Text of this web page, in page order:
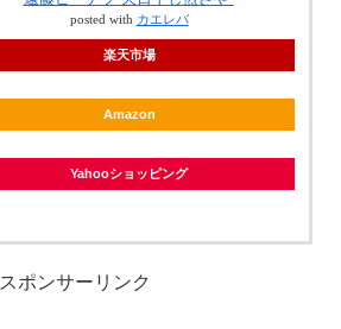
posted with カエレバ
楽天市場
Amazon
Yahooショッピング
スポンサーリンク